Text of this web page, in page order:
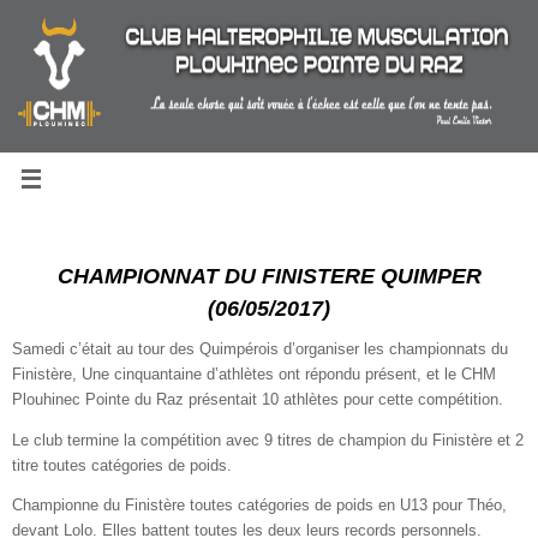
contenu
CHAMPIONNAT DU FINISTERE QUIMPER
(06/05/2017)
Samedi c’était au tour des Quimpérois d’organiser les championnats du
Finistère, Une cinquantaine d’athlètes ont répondu présent, et le CHM
Plouhinec Pointe du Raz présentait 10 athlètes pour cette compétition.
Le club termine la compétition avec 9 titres de champion du Finistère et 2
titre toutes catégories de poids.
Championne du Finistère toutes catégories de poids en U13 pour Théo,
devant Lolo. Elles battent toutes les deux leurs records personnels.